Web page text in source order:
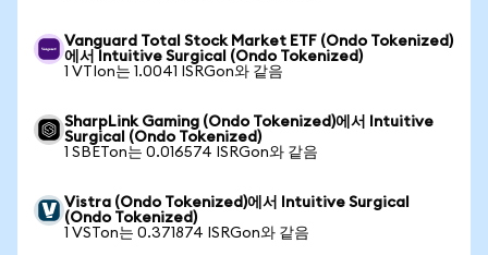
Vanguard Total Stock Market ETF (Ondo Tokenized)
에서 Intuitive Surgical (Ondo Tokenized)
1 VTIon는 1.0041 ISRGon와 같음
SharpLink Gaming (Ondo Tokenized)에서 Intuitive
Surgical (Ondo Tokenized)
1 SBETon는 0.016574 ISRGon와 같음
Vistra (Ondo Tokenized)에서 Intuitive Surgical
(Ondo Tokenized)
1 VSTon는 0.371874 ISRGon와 같음